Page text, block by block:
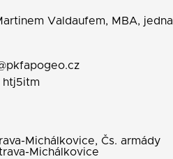
Valdaufem, MBA,
htj5itm
Michálkovice, Čs. armády
Michálkovice